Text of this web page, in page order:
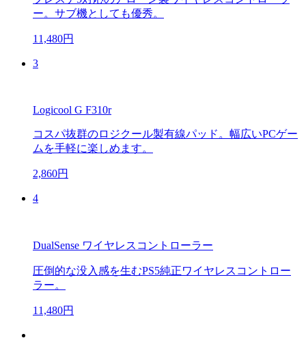
ー。サブ機としても優秀。
11,480円
3
Logicool G F310r
コスパ抜群のロジクール製有線パッド。幅広いPCゲー
ムを手軽に楽しめます。
2,860円
4
DualSense ワイヤレスコントローラー
圧倒的な没入感を生むPS5純正ワイヤレスコントロー
ラー。
11,480円